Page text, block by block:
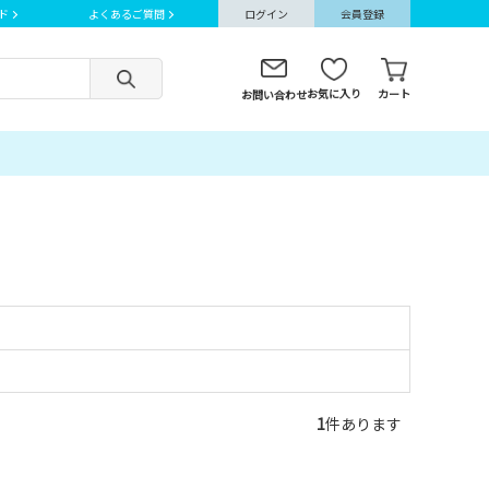
よくあるご質問 ログイン 会員登録
お問い合わせお気に入り カート
1件あります